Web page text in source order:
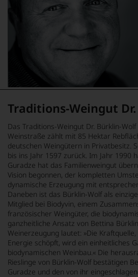
Traditions-Weingut
Das Traditions-Weingut Dr. Bürklin-
Weinstraße zählt mit 85 Hektar
deutschen Weingütern in Privatbesitz.
bis ins Jahr 1597 zurück. Im Jahr 1990
Guradze hat das Familienweingut
Vision begonnen, der kompletten
dynamische Erzeugung mit
Daneben ist das Bürklin-Wolf als
Mitglied bei Biodyvin, einem
französischer Weingüter, die
ganzheitliche Ansatz von Bettina
Weinerzeugung lautet: »Die
Energie schöpft, wird ein einheitliches
biodynamischen Weinbau.« Die
Rieslinge von Bürklin-Wolf bestätigen
Guradze und den von ihr